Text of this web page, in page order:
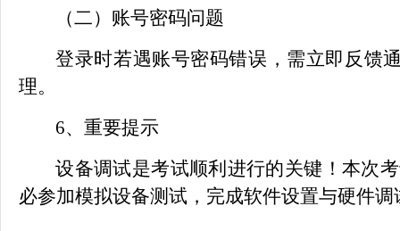
（二）账号密码问题
登录时若遇账号密码错误，需立即反馈
理。
6、重要提示
设备调试是考试顺利进行的关键！本次
必参加模拟设备测试，完成软件设置与硬件